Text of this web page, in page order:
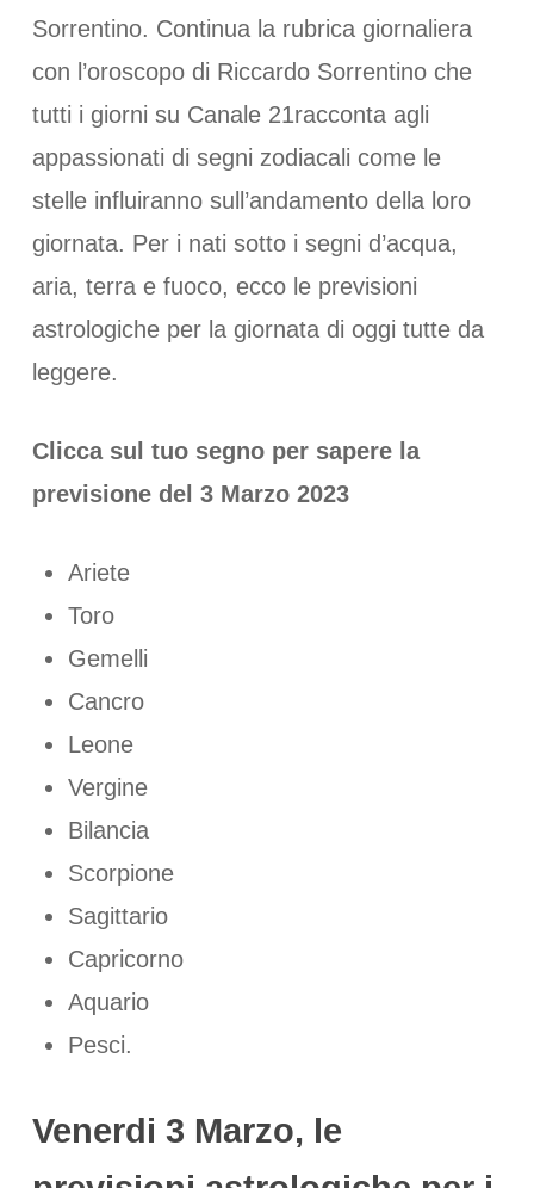
Sorrentino. Continua la rubrica giornaliera
con l’oroscopo di Riccardo Sorrentino che
tutti i giorni su Canale 21racconta agli
appassionati di segni zodiacali come le
stelle influiranno sull’andamento della loro
giornata. Per i nati sotto i segni d’acqua,
aria, terra e fuoco, ecco le previsioni
astrologiche per la giornata di oggi tutte da
leggere.
Clicca sul tuo segno per sapere la
previsione del 3 Marzo 2023
Ariete
Toro
Gemelli
Cancro
Leone
Vergine
Bilancia
Scorpione
Sagittario
Capricorno
Aquario
Pesci.
Venerdi 3 Marzo, le